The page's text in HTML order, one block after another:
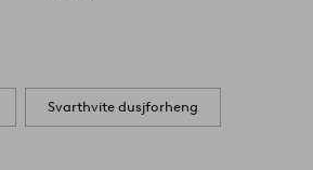
Svarthvite dusjforheng